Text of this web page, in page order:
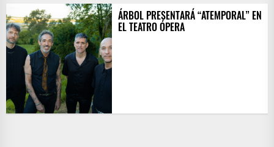
ÁRBOL PRESENTARÁ “ATEMPORAL” EN
EL TEATRO ÓPERA